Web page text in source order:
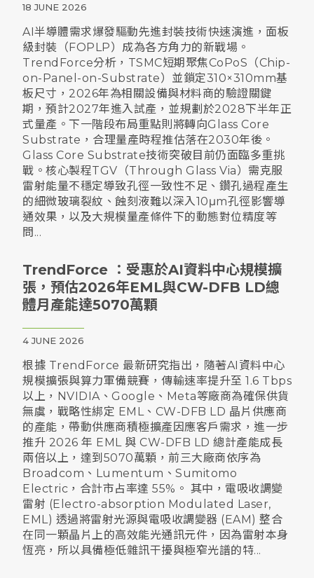
18 JUNE 2026
AI半導體需求爆發驅動先進封裝技術快速演進，面板
級封裝（FOPLP）成為各方角力的新戰場。
TrendForce分析，TSMC短期聚焦CoPoS（Chip-
on-Panel-on-Substrate）並鎖定310×310mm基
板尺寸，2026年為相關設備與材料商的驗證關鍵
期，預計2027年進入試產，並規劃於2028下半年正
式量產。下一階段布局重點則將轉向Glass Core
Substrate，合理量產時程推估落在2030年後。
Glass Core Substrate技術突破目前仍面臨多重挑
戰。核心製程TGV（Through Glass Via）需克服
雷射能量不穩定導致孔徑一致性不足、鑽孔過程產生
的細微玻璃裂紋、蝕刻液難以深入10μm孔徑影響導
通效果，以及大規模量產條件下的動態對位精度等
問...
TrendForce ：受惠於AI資料中心規模擴
張，預估2026年EML與CW-DFB LD總
體月產能達5070萬顆
4 JUNE 2026
根據 TrendForce 最新研究指出，隨著AI資料中心
規模擴張與算力軍備競賽，傳輸速率提升至 1.6 Tbps
以上，NVIDIA、Google、Meta等廠商為確保供貨
無虞，戰略性綁定 EML、CW-DFB LD 晶片供應商
的產能，帶動供應商積極擴產因應客戶需求，進一步
推升 2026 年 EML 與 CW-DFB LD 總計產能成長
兩倍以上，達到5070萬顆，前三大廠商依序為
Broadcom、Lumentum、Sumitomo
Electric，合計市占率達 55%。 其中，電吸收調變
雷射 (Electro-absorption Modulated Laser,
EML) 透過將雷射光源與電吸收調變器 (EAM) 整合
在同一顆晶片上的高效能光通訊元件，因為雷射本身
恆亮，所以具備極低雜訊干擾與極窄光譜的特...